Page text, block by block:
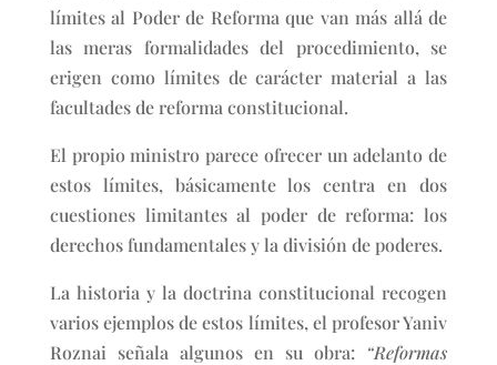
límites al Poder de Reforma que van más allá de
las meras formalidades del procedimiento, se
erigen como límites de carácter material a las
facultades de reforma constitucional.
El propio ministro parece ofrecer un adelanto de
estos límites, básicamente los centra en dos
cuestiones limitantes al poder de reforma: los
derechos fundamentales y la división de poderes.
La historia y la doctrina constitucional recogen
varios ejemplos de estos límites, el profesor Yaniv
Roznai señala algunos en su obra: “Reformas